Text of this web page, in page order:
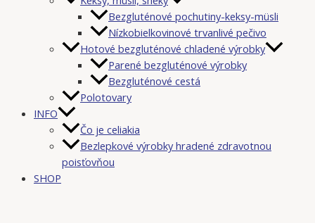
Bezgluténové pochutiny-keksy-müsli
Nízkobielkovinové trvanlivé pečivo
Hotové bezgluténové chladené výrobky
Parené bezgluténové výrobky
Bezgluténové cestá
Polotovary
INFO
Čo je celiakia
Bezlepkové výrobky hradené zdravotnou
poisťovňou
SHOP